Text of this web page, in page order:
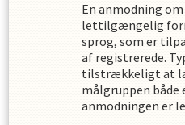
En anmodning
lettilgængelig
sprog, som er
af registrerede.
tilstrækkeligt at
målgruppen både
anmodningen er